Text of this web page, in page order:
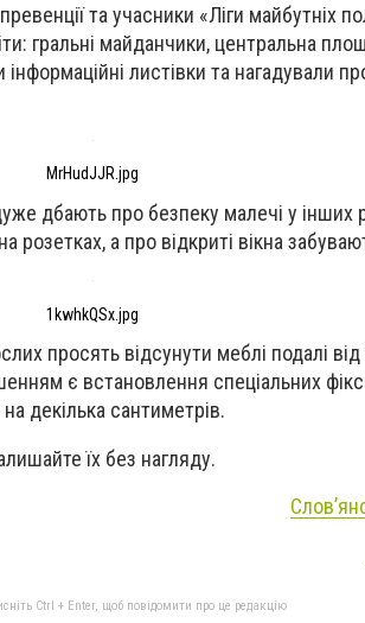
та учасники «Ліги майбутніх
гральні майданчики, центральна
листівки та нагадували
MrHudJJR.jpg
дбають про безпеку малечі у інших
розетках, а про відкриті вікна
1kwhkQSx.jpg
просять відсунути меблі подалі від
є встановлення спеціальних
декілька сантиметрів.
їх без нагляду.
Ctrl + Enter, щоб повідомити про це редакцію